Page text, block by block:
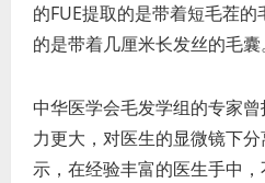
的FUE提取的是带着短毛茬
的是带着几厘米长发丝的毛囊。
中华医学会毛发学组的专家
力更大，对医生的显微镜下
示，在经验丰富的医生手中